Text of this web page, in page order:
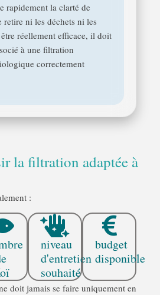
rapidement la clarté de
retire ni les déchets ni les
réellement efficace, il doit
à une filtration
correctement
la filtration adaptée à
:
niveau
d'entretien
souhaité
budget
disponible
doit jamais se faire uniquement en